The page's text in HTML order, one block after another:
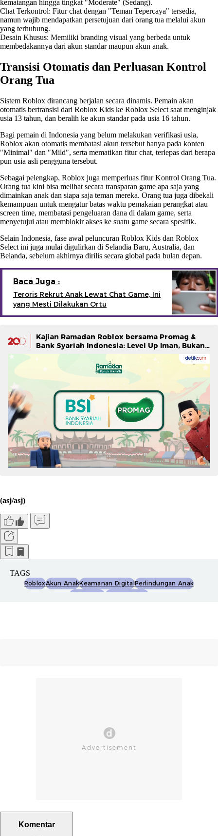
kematangan hingga tingkat "Moderate" (Sedang).
Chat Terkontrol: Fitur chat dengan "Teman Tepercaya" tersedia,
namun wajib mendapatkan persetujuan dari orang tua melalui akun
yang terhubung.
Desain Khusus: Memiliki branding visual yang berbeda untuk
membedakannya dari akun standar maupun akun anak.
Transisi Otomatis dan Perluasan Kontrol
Orang Tua
Sistem Roblox dirancang berjalan secara dinamis. Pemain akan
otomatis bertransisi dari Roblox Kids ke Roblox Select saat menginjak
usia 13 tahun, dan beralih ke akun standar pada usia 16 tahun.
Bagi pemain di Indonesia yang belum melakukan verifikasi usia,
Roblox akan otomatis membatasi akun tersebut hanya pada konten
"Minimal" dan "Mild", serta mematikan fitur chat, terlepas dari berapa
pun usia asli pengguna tersebut.
Sebagai pelengkap, Roblox juga memperluas fitur Kontrol Orang Tua.
Orang tua kini bisa melihat secara transparan game apa saja yang
dimainkan anak dan siapa saja teman mereka. Orang tua juga dibekali
kemampuan untuk mengatur batas waktu pemakaian perangkat atau
screen time, membatasi pengeluaran dana di dalam game, serta
menyetujui atau memblokir akses ke suatu game secara spesifik.
Selain Indonesia, fase awal peluncuran Roblox Kids dan Roblox
Select ini juga mulai digulirkan di Selandia Baru, Australia, dan
Belanda, sebelum akhirnya dirilis secara global pada bulan depan.
Baca Juga :
Teroris Rekrut Anak Lewat Chat Game, Ini
yang Mesti Dilakukan Ortu
Kajian Ramadan Roblox bersama Promag &
Bank Syariah Indonesia: Level Up Iman, Bukan
(asj/asj)
TAGS
RobloxAkun AnakKeamanan DigitalPerlindungan Anak
Roblox Kids Roblox Select
Komentar